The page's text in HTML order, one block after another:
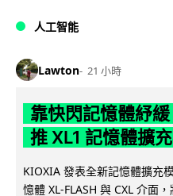
人工智能
Lawton 21 小時
靠快閃記憶體紓
推 XL1 記憶體擴
KIOXIA 發表全新記憶體擴充
憶體 XL-FLASH 與 CXL 介面